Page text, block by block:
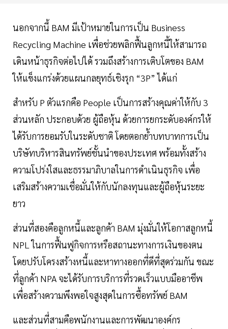
นอกจากนี้ BAM มีเป้าหมายในการเป็น Business
Recycling Machine เพื่อช่วยพลิกฟื้นลูกหนี้ให้สามารถ
เดินหน้าธุรกิจต่อไปได้ รวมถึงสร้างการเติบโตของ BAM
ให้แข็งแกร่งด้วยแผนกลยุทธ์เชิงรุก “3P” ได้แก่
สำหรับ P ตัวแรกคือ People เป็นการสร้างคุณค่าให้กับ 3
ส่วนหลัก ประกอบด้วย ผู้ถือหุ้น ด้วยการยกระดับองค์กรให้
ได้รับการยอมรับในระดับชาติ โดยตอกย้ำบทบาทการเป็น
บริษัทบริหารสินทรัพย์ชั้นนำของประเทศ พร้อมทั้งสร้าง
ความโปร่งใสและธรรมาภิบาลในการดำเนินธุรกิจ เพื่อ
เสริมสร้างความเชื่อมั่นให้กับนักลงทุนและผู้ถือหุ้นระยะ
ยาว
ส่วนที่สองคือลูกหนี้และลูกค้า BAM มุ่งมั่นให้โอกาสลูกหนี้
NPL ในการฟื้นฟูกิจการหรือสถานะทางการเงินของตน
โดยปรับโครงสร้างหนี้และหาทางออกที่ดีที่สุดร่วมกัน ขณะ
ที่ลูกค้า NPA จะได้รับการบริการที่รวดเร็วแบบมืออาชีพ
เพื่อสร้างความพึงพอใจสูงสุดในการซื้อทรัพย์ BAM
และส่วนที่สามคือพนักงานและการพัฒนาองค์กร